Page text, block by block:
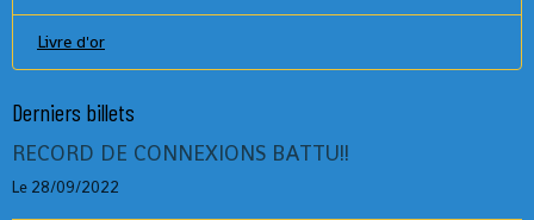
Livre d'or
Derniers billets
RECORD DE CONNEXIONS BATTU!!
Le 28/09/2022